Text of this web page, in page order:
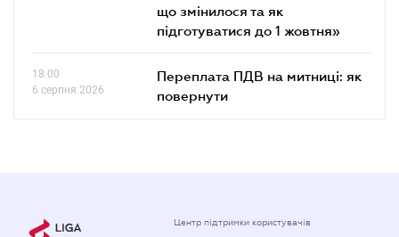
що змінилося та як
підготуватися до 1 жовтня»
18.00
6 серпня 2026
Переплата ПДВ на митниці: як
повернути
Центр підтримки користувачів